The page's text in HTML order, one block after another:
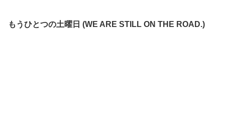
もうひとつの土曜日 (WE ARE STILL ON THE ROAD.)